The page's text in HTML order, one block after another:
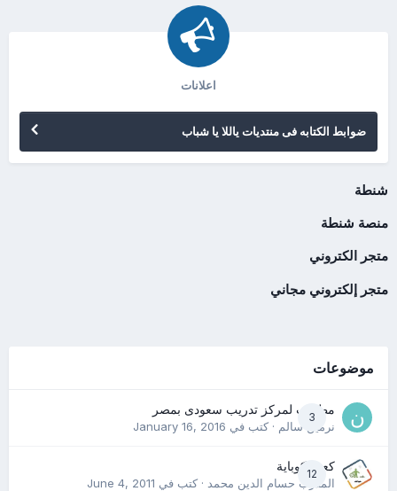
اعلانات
ضوابط الكتابه فى منتديات ياللا يا شباب
شنطة
منصة شنطة
متجر الكتروني
متجر إلكتروني مجاني
موضوعات
3
مطلوب لمركز تدريب سعودى بمصر
نرمين سالم· كتب في January 16, 2016
12
كعب كوباية
المدرب حسام الدين محمد· كتب في June 4, 2011